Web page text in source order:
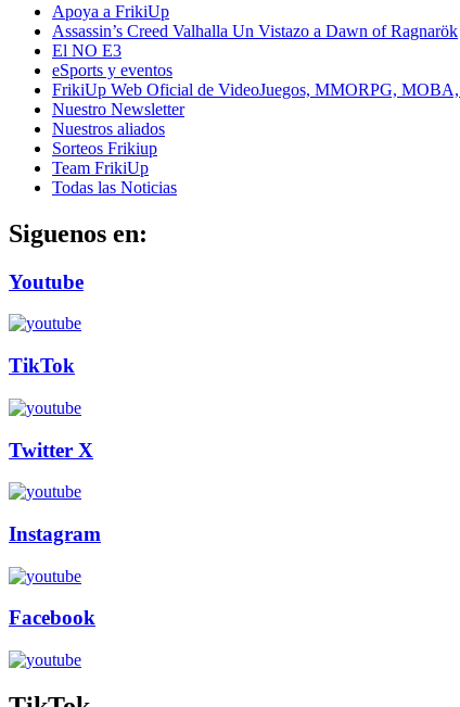
Apoya a FrikiUp
Assassin’s Creed Valhalla Un Vistazo a Dawn of Ragnarök
El NO E3
eSports y eventos
FrikiUp Web Oficial de VideoJuegos, MMORPG, MOBA,
Nuestro Newsletter
Nuestros aliados
Sorteos Frikiup
Team FrikiUp
Todas las Noticias
Siguenos en:
Youtube
TikTok
Twitter X
Instagram
Facebook